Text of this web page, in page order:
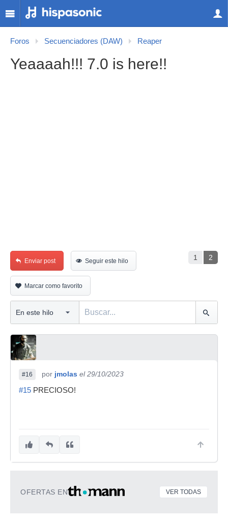
Foros Secuenciadores (DAW) Reaper
Yeaaaah!!! 7.0 is here!!
1 2
Enviar post Seguir este hilo
Marcar como favorito
#16 por jmolas el 29/10/2023
#15 PRECIOSO!
OFERTAS EN VER TODAS